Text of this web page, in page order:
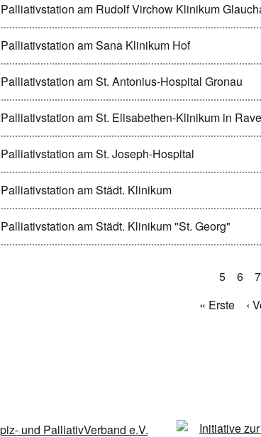
Palliativstation am Rudolf Virchow Klinikum
Palliativstation am Sana Klinikum Hof
Palliativstation am St. Antonius-Hospital Gronau
Palliativstation am St. Elisabethen-Klinikum in
Palliativstation am St. Joseph-Hospital
Palliativstation am Städt. Klinikum
Palliativstation am Städt. Klinikum "St. Georg"
5 6 7
« Erste
‹